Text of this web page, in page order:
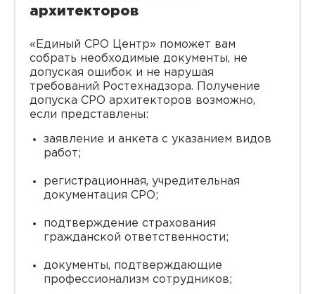
архитекторов
«Единый СРО Центр» поможет вам
собрать необходимые документы, не
допуская ошибок и не нарушая
требований Ростехнадзора. Получение
допуска СРО архитекторов возможно,
если представлены:
заявление и анкета с указанием видов
работ;
регистрационная, учредительная
документация СРО;
подтверждение страхования
гражданской ответственности;
документы, подтверждающие
профессионализм сотрудников;